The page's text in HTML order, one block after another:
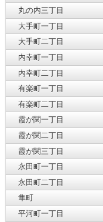
丸の内三丁目
大手町一丁目
大手町二丁目
内幸町一丁目
内幸町二丁目
有楽町一丁目
有楽町二丁目
霞が関一丁目
霞が関二丁目
霞が関三丁目
永田町一丁目
永田町二丁目
隼町
平河町一丁目